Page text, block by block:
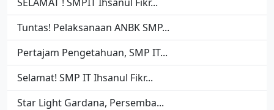
Tuntas! Pelaksanaan ANBK SMP...
Pertajam Pengetahuan, SMP IT...
Selamat! SMP IT Ihsanul Fikr...
Star Light Gardana, Persemba...